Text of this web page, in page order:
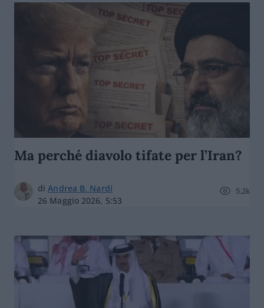
Ma perché diavolo tifate per l’Iran?
diAndrea B. Nardi
26 Maggio 2026, 5:53
5.2k